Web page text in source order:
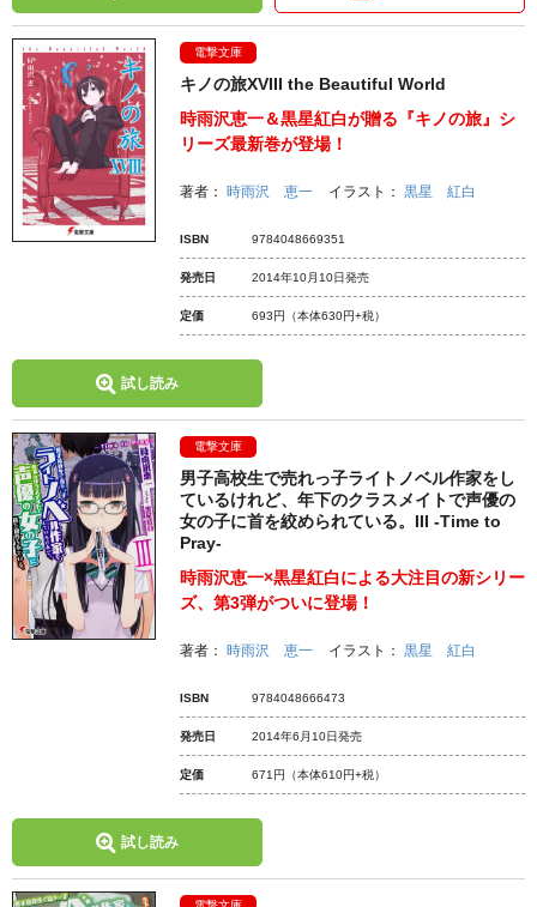
電撃文庫
キノの旅XVIII the Beautiful World
時雨沢恵一＆黒星紅白が贈る『キノの旅』シ
リーズ最新巻が登場！
著者： 時雨沢 恵一 イラスト： 黒星 紅白
ISBN 9784048669351
発売日 2014年10月10日発売
定価 693円 （本体630円+税）
試し読み
電撃文庫
男子高校生で売れっ子ライトノベル作家をし
ているけれど、年下のクラスメイトで声優の
女の子に首を絞められている。III ‐Time to
Pray‐
時雨沢恵一×黒星紅白による大注目の新シリー
ズ、第3弾がついに登場！
著者： 時雨沢 恵一 イラスト： 黒星 紅白
ISBN 9784048666473
発売日 2014年6月10日発売
定価 671円 （本体610円+税）
試し読み